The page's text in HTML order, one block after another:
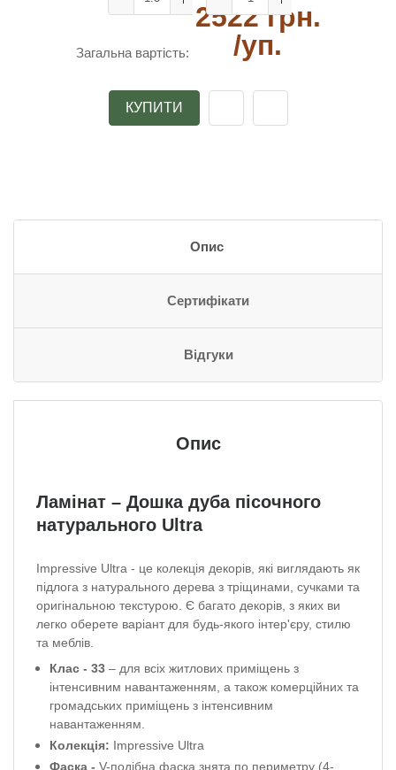
Загальна вартість:
2522 грн.
/уп.
КУПИТИ
Опис
Сертифікати
Відгуки
Опис
Ламінат – Дошка дуба пісочного
натурального Ultra
Impressive Ultra - це колекція декорів, які виглядають як
підлога з натурального дерева з тріщинами, сучками та
оригінальною текстурою. Є багато декорів, з яких ви
легко оберете варіант для будь-якого інтер'єру, стилю
та меблів.
Клас - 33 – для всіх житлових приміщень з
інтенсивним навантаженням, а також комерційних та
громадських приміщень з інтенсивним
навантаженням.
Колекція: Impressive Ultra
Фаска - V-подібна фаска знята по периметру (4-